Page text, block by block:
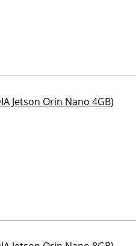
Jetson Orin Nano 4GB)